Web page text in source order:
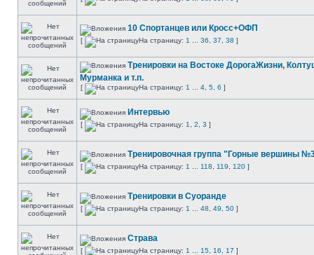
10 Спортанцев или Кросс+ОФП
[ На страницу: 1 36 37 38 ]
Тренировки на Востоке ДорогаЖизни,
Мурманка и т.п.
[ На страницу: 1 4 5 6 ]
Интервью
[ На страницу: 1 2 3 ]
Тренировочная группа "Горные вершины
[ На страницу: 1 118 119 120 ]
Тренировки в Суоранде
[ На страницу: 1 48 49 50 ]
Страва
[ На страницу: 1 15 16 17 ]